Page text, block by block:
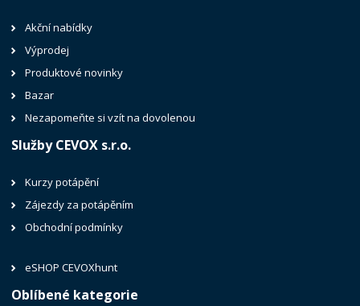
Akční nabídky
Výprodej
Produktové novinky
Bazar
Nezapomeňte si vzít na dovolenou
Služby CEVOX s.r.o.
Kurzy potápění
Zájezdy za potápěním
Obchodní podmínky
eSHOP CEVOXhunt
Oblíbené kategorie